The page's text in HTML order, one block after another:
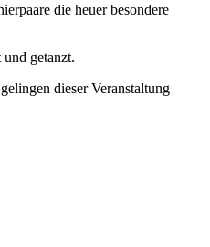
die heuer besondere
getanzt.
dieser Veranstaltung